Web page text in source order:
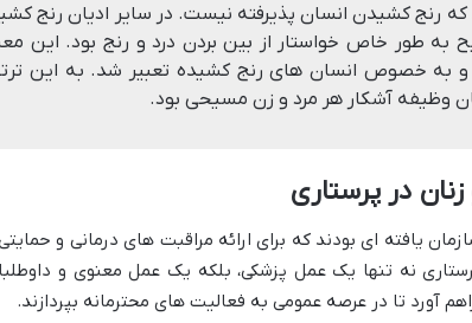
که رنج کشیدن انسان پذیرفته نیست. در سایر ادیان رنج
به طور خاص خواستار از بین بردن درد و رنج بود. این
و به خصوص انسان های رنج کشیده تعبیر شد. به این
وظیفه آشکار هر مرد و زن مسیحی بود.
در پرستاری
یافته ای بودند که برای ارائه مراقبت های درمانی و
نه تنها یک عمل پزشکی، بلکه یک عمل معنوی و
آورد تا در عرصه عمومی به فعالیت های محترمانه بپردازند.